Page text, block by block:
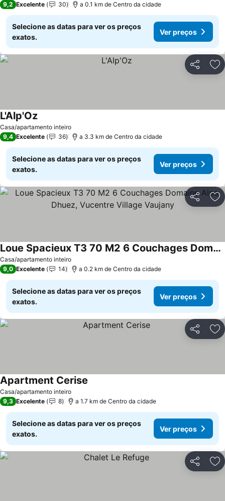
9,2 Excelente 30 a 0.1 km de Centro da cidade
Selecione as datas para ver os preços
exatos.
Ver preços
Partilhar
Casa/apartamento inteiro
L'Alp'Oz
9,4 Excelente 36 a 3.3 km de Centro da cidade
Selecione as datas para ver os preços
exatos.
Ver preços
Partilhar
Casa/apartamento inteiro
Loue Spacieux T3 70 M2 6 Couchages Domaine Alpe Dhuez, Vucentre Village Vaujany
9,0 Excelente 14 a 0.2 km de Centro da cidade
Selecione as datas para ver os preços
exatos.
Ver preços
Partilhar
Casa/apartamento inteiro
Apartment Cerise
9,3 Excelente 8 a 1.7 km de Centro da cidade
Selecione as datas para ver os preços
exatos.
Ver preços
Partilhar